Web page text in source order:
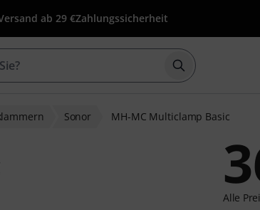
ab 29 €Zahlungssicherheit
Suche mit
Sonor MH-MC Multiclamp Basic
Alle